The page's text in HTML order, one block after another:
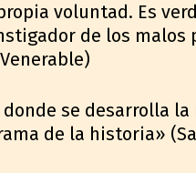
voluntad. Es
de los malos
donde se desarrolla
de la historia»